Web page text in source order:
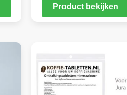
Product bekijken